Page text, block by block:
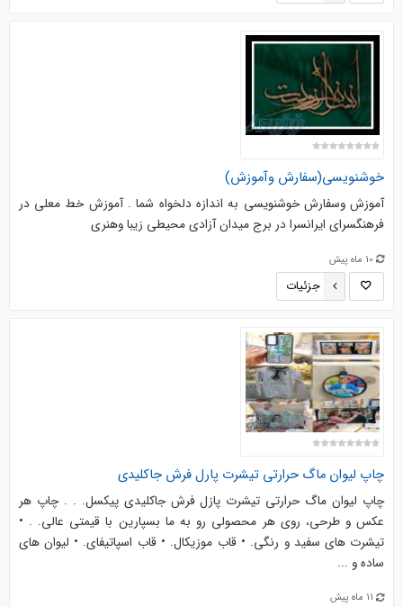
خوشنویسی(سفارش وآموزش)
آموزش وسفارش خوشنویسی به اندازه دلخواه شما . آموزش خط معلی در
فرهنگسرای ایرانسرا در برج میدان آزادی محیطی زیبا وهنری
10 ماه پیش
جزئیات
چاپ لیوان ماگ حرارتی تیشرت پارل فرش جاکلیدی
چاپ لیوان ماگ حرارتی تیشرت پازل فرش جاکلیدی پیکسل. . . چاپ هر
عکس و طرحی، روی هر محصولی رو به ما بسپارین با قیمتی عالی. . •
تیشرت های سفید و رنگی. • قاب موزیکال. • قاب اسپاتیفای. • لیوان های
ساده و ...
11 ماه پیش